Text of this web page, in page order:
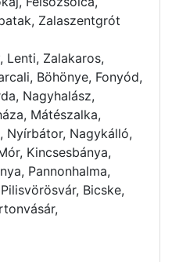
Zalaszentgrót
Lenti, Zalakaros,
Böhönye, Fonyód,
Nagyhalász,
Mátészalka,
Nyírbátor, Nagykálló,
Kincsesbánya,
Pannonhalma,
Bicske,